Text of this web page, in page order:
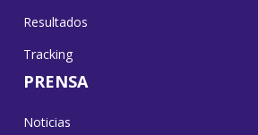
Resultados
Tracking
PRENSA
Noticias